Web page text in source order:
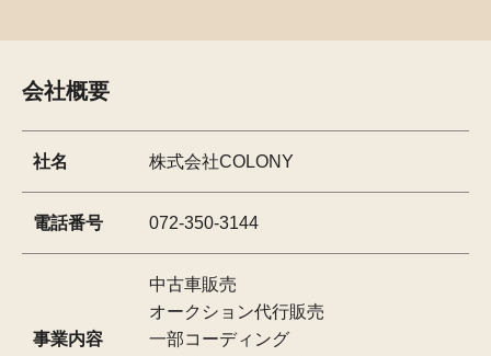
会社概要
社名 株式会社COLONY
電話番号 072-350-3144
事業内容
中古車販売
オークション代行販売
一部コーディング